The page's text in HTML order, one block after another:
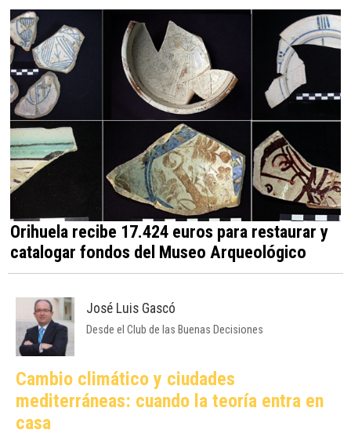
Orihuela recibe 17.424 euros para restaurar y
catalogar fondos del Museo Arqueológico
José Luis Gascó
Desde el Club de las Buenas Decisiones
Cambio climático y ciudades
mediterráneas: cuando la teoría entra en
casa